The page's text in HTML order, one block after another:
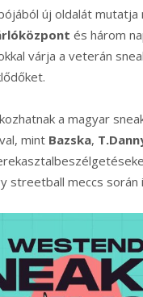
új oldalát mutatja
és három
várja a veterán
a magyar
mint Bazska,
streetball meccs során